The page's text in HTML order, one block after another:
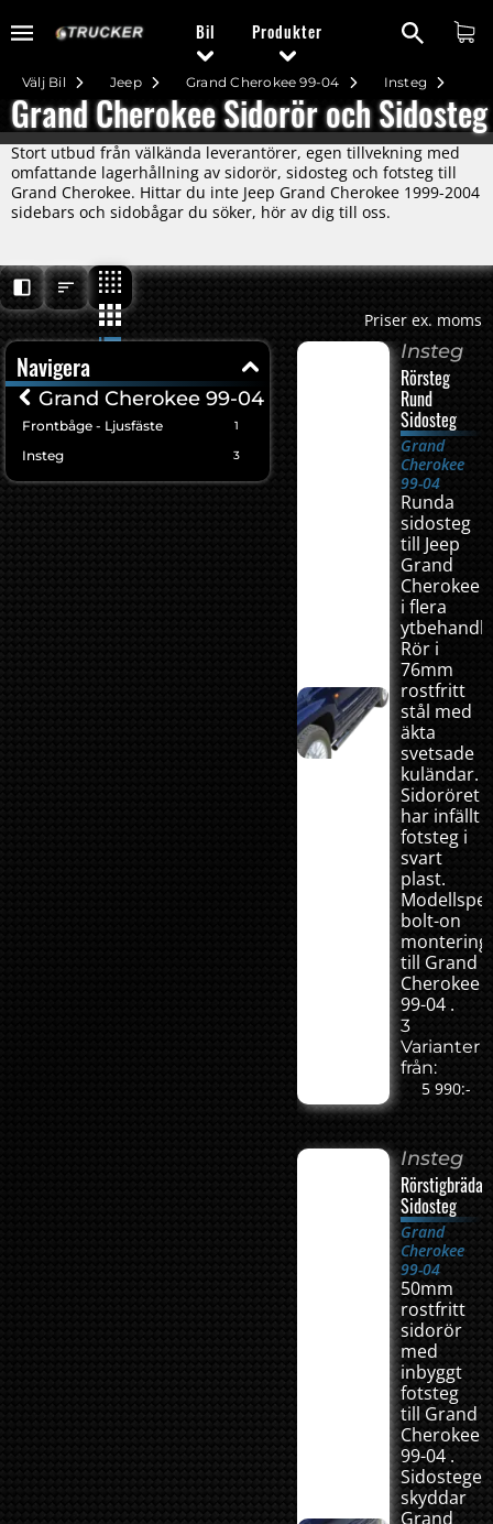
Bil Produkter
Insteg
Grand Cherokee 99-04
Jeep
Välj Bil
Grand Cherokee Sidorör och
Stort utbud från välkända leverantörer, egen tillvekning med
omfattande lagerhållning av sidorör, sidosteg och fotsteg till
Grand Cherokee. Hittar du inte Jeep Grand Cherokee 1999-2004
sidebars och sidobågar du söker, hör av dig till oss.
Priser ex. moms
Navigera
Grand Cherokee 99-04
Frontbåge - Ljusfäste 1
Insteg 3
Insteg
Rörsteg
Rund
Sidosteg
Grand
Cherokee
99-04
Runda
sidosteg
till Jeep
Grand
Cherokee
i flera
Rör i
76mm
rostfritt
stål med
äkta
svetsade
kuländar.
Sidoröret
har infällt
fotsteg i
svart
plast.
bolt-on
montering
till Grand
Cherokee
99-04 .
3
Varianter
från:
5 990:-
Insteg
Rörstigbräda
Sidosteg
Grand
Cherokee
99-04
50mm
rostfritt
sidorör
med
inbyggt
fotsteg
till Grand
Cherokee
99-04 .
Sidostegen
skyddar
Grand